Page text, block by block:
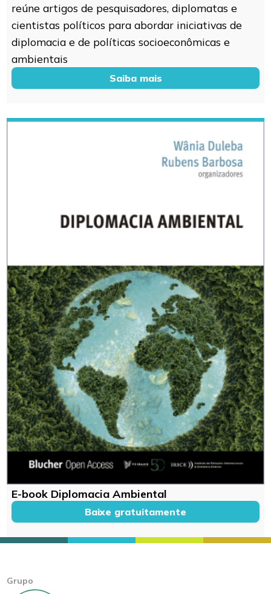
reúne artigos de pesquisadores, diplomatas e
cientistas políticos para abordar iniciativas de
diplomacia e de políticas socioeconômicas e
ambientais
Saiba mais
E-book Diplomacia Ambiental
Baixe gratuitamente
Grupo